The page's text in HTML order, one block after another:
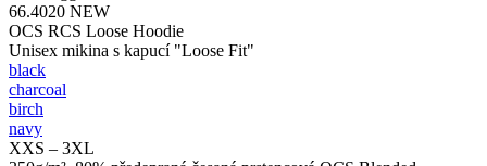
66.4020 NEW
OCS RCS Loose Hoodie
Unisex mikina s kapucí "Loose Fit"
black
charcoal
birch
navy
XXS – 3XL